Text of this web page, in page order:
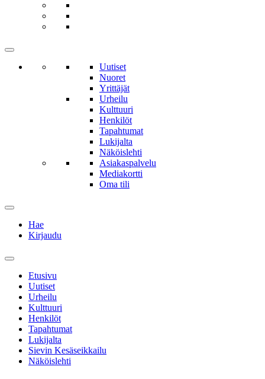
Uutiset
Nuoret
Yrittäjät
Urheilu
Kulttuuri
Henkilöt
Tapahtumat
Lukijalta
Näköislehti
Asiakaspalvelu
Mediakortti
Oma tili
Hae
Kirjaudu
Etusivu
Uutiset
Urheilu
Kulttuuri
Henkilöt
Tapahtumat
Lukijalta
Sievin Kesäseikkailu
Näköislehti